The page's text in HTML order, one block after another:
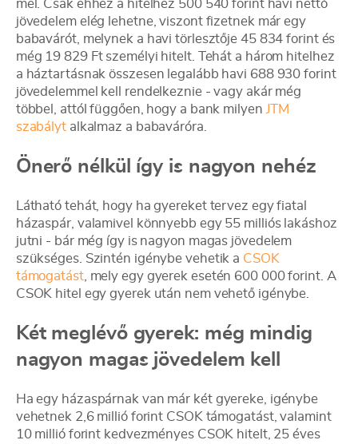
mel. Csak ehhez a hitelhez 500 540 forint havi nettó
jövedelem elég lehetne, viszont fizetnek már egy
babavárót, melynek a havi törlesztője 45 834 forint és
még 19 829 Ft személyi hitelt. Tehát a három hitelhez
a háztartásnak összesen legalább havi 688 930 forint
jövedelemmel kell rendelkeznie - vagy akár még
többel, attól függően, hogy a bank milyen JTM
szabálytalkalmaz a babaváróra.
Önerő nélkül így is nagyon nehéz
Látható tehát, hogy ha gyereket tervez egy fiatal
házaspár, valamivel könnyebb egy 55 milliós lakáshoz
jutni - bár még így is nagyon magas jövedelem
szükséges. Szintén igénybe vehetik a CSOK
támogatást, mely egy gyerek esetén 600 000 forint. A
CSOK hitel egy gyerek után nem vehető igénybe.
Két meglévő gyerek: még mindig
nagyon magas jövedelem kell
Ha egy házaspárnak van már két gyereke, igénybe
vehetnek 2,6 millió forint CSOK támogatást, valamint
10 millió forint kedvezményes CSOK hitelt, 25 éves